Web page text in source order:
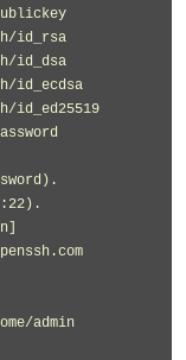
id_rsa
id_dsa
id_ecdsa
admin